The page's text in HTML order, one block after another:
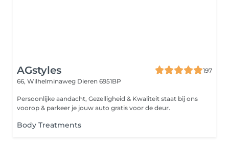
AGstyles
197
66, Wilhelminaweg Dieren 6951BP
Persoonlijke aandacht, Gezelligheid & Kwaliteit staat bij ons
voorop & parkeer je jouw auto gratis voor de deur.
Body Treatments